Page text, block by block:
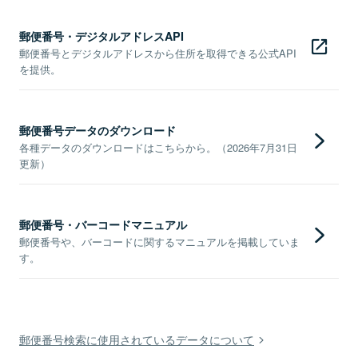
郵便番号・デジタルアドレスAPI
郵便番号とデジタルアドレスから住所を取得できる公式API
を提供。
郵便番号データのダウンロード
各種データのダウンロードはこちらから。（2026年7月31日
更新）
郵便番号・バーコードマニュアル
郵便番号や、バーコードに関するマニュアルを掲載していま
す。
郵便番号検索に使用されているデータについて